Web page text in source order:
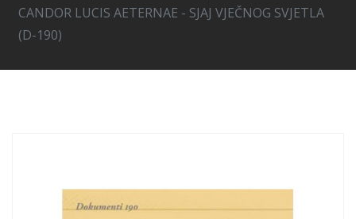
CANDOR LUCIS AETERNAE - SJAJ VJEČNOG SVJETLA
(D-190)